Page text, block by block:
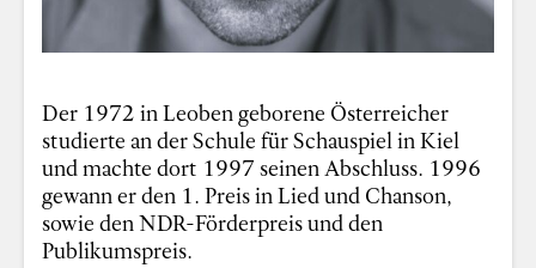
Der 1972 in Leoben geborene Österreicher
studierte an der Schule für Schauspiel in Kiel
und machte dort 1997 seinen Abschluss. 1996
gewann er den 1. Preis in Lied und Chanson,
sowie den NDR-Förderpreis und den
Publikumspreis.